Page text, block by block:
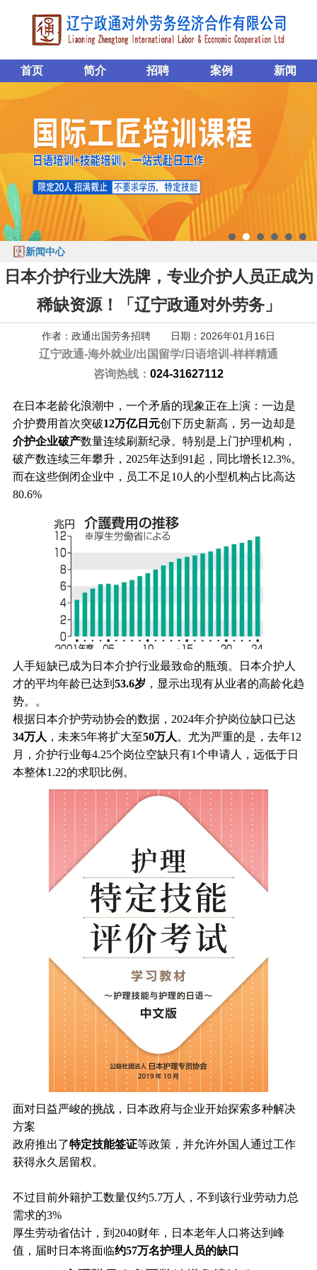
首页 简介 招聘 案例 新闻
新闻中心
日本介护行业大洗牌，专业介护人员正成为
稀缺资源！「辽宁政通对外劳务」
作者：政通出国劳务招聘 日期：2026年01月16日
辽宁政通-海外就业/出国留学/日语培训-样样精通
咨询热线： 024-31627112
在日本老龄化浪潮中，一个矛盾的现象正在上演：一边是
介护费用首次突破12万亿日元创下历史新高，另一边却是
介护企业破产数量连续刷新纪录。 特别是上门护理机构，
破产数连续三年攀升，2025年达到91起，同比增长12.3%。
而在这些倒闭企业中，员工不足10人的小型机构占比高达
80.6%
人手短缺已成为日本介护行业最致命的瓶颈。日本介护人
才的平均年龄已达到 53.6岁 ，显示出现有从业者的高龄化趋
势。。
根据日本介护劳动协会的数据，2024年介护岗位缺口已达
34万人 ，未来5年将扩大至50万人 。尤为严重的是，去年12
月，介护行业每4.25个岗位空缺只有1个申请人，远低于日
本整体1.22的求职比例。
面对日益严峻的挑战，日本政府与企业开始探索多种解决
方案
政府推出了特定技能签证等政策，并允许外国人通过工作
获得永久居留权。
不过目前外籍护工数量仅约5.7万人，不到该行业劳动力总
需求的3%
厚生劳动省估计，到2040财年，日本老年人口将达到峰
值，届时日本将面临约57万名护理人员的缺口